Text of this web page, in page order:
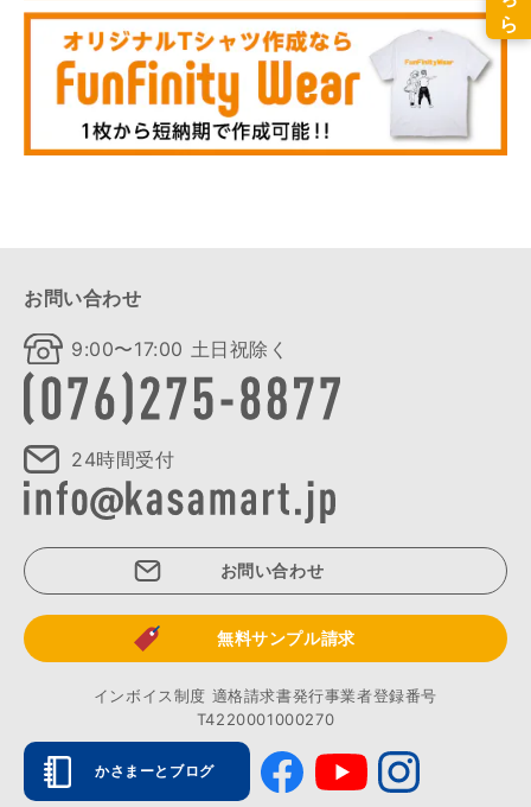
お問い合わせ
9:00〜17:00 土日祝除く
24時間受付
お問い合わせ
無料サンプル請求
インボイス制度 適格請求書発行事業者登録番号
T4220001000270
かさまーとブログ